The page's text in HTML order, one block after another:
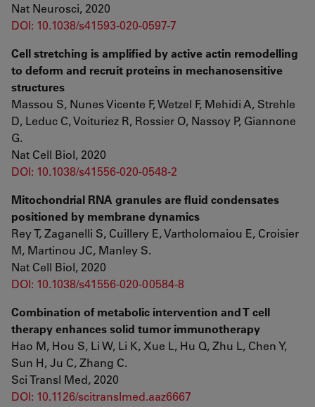
Nat Neurosci, 2020
DOI: 10.1038/s41593-020-0597-7
Cell stretching is amplified by active actin remodelling
to deform and recruit proteins in mechanosensitive
structures
Massou S, Nunes Vicente F, Wetzel F, Mehidi A, Strehle
D, Leduc C, Voituriez R, Rossier O, Nassoy P, Giannone
G.
Nat Cell Biol, 2020
DOI: 10.1038/s41556-020-0548-2
Mitochondrial RNA granules are fluid condensates
positioned by membrane dynamics
Rey T, Zaganelli S, Cuillery E, Vartholomaiou E, Croisier
M, Martinou JC, Manley S.
Nat Cell Biol, 2020
DOI: 10.1038/s41556-020-00584-8
Combination of metabolic intervention and T cell
therapy enhances solid tumor immunotherapy
Hao M, Hou S, Li W, Li K, Xue L, Hu Q, Zhu L, Chen Y,
Sun H, Ju C, Zhang C.
Sci Transl Med, 2020
DOI: 10.1126/scitranslmed.aaz6667